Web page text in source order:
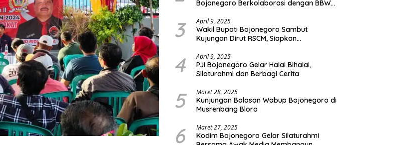
Bojonegoro Berkolaborasi dengan BBWS
3 April 9, 2025
Wakil Bupati Bojonegoro Sambut
Kujungan Dirut RSCM, Siapkan
Pelayanan Kesehatan Terbaik
4 April 9, 2025
PJI Bojonegoro Gelar Halal Bihalal,
Silaturahmi dan Berbagi Cerita
5 Maret 28, 2025
Kunjungan Balasan Wabup Bojonegoro di
Musrenbang Blora
6 Maret 27, 2025
Kodim Bojonegoro Gelar Silaturahmi